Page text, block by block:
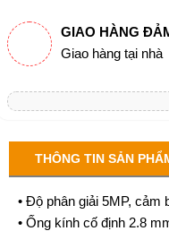
GIAO HÀNG
Giao hàng tại nhà
THÔNG TIN SẢN
• Độ phân giải 5MP, cảm
• Ống kính cố định 2.8